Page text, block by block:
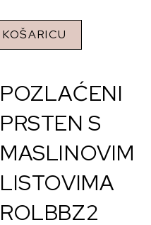
POZLAĆENI
PRSTEN S
MASLINOVIM
LISTOVIMA
ROLBBZ2